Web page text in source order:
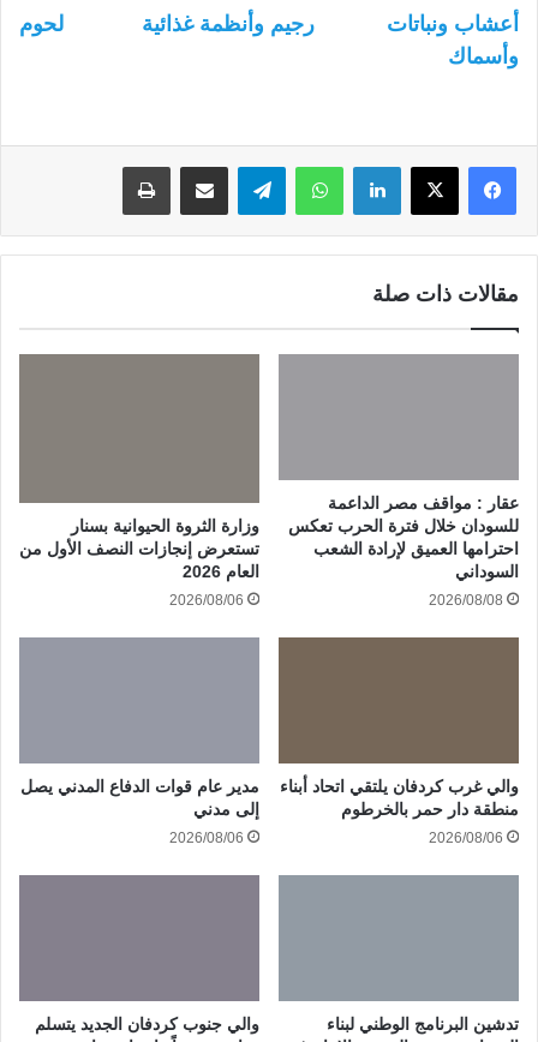
أعشاب ونباتات رجيم وأنظمة غذائية
لحوم
وأسماك
لينكدإن واتساب
مقالات ذات صلة
عقار : مواقف مصر الداعمة
للسودان خلال فترة الحرب تعكس
احترامها العميق لإرادة الشعب
السوداني
2026/08/08
وزارة الثروة الحيوانية بسنار
تستعرض إنجازات النصف الأول من
العام 2026
2026/08/06
والي غرب كردفان يلتقي اتحاد أبناء
منطقة دار حمر بالخرطوم
2026/08/06
مدير عام قوات الدفاع المدني يصل
إلى مدني
2026/08/06
تدشين البرنامج الوطني لبناء
والي جنوب كردفان الجديد يتسلم